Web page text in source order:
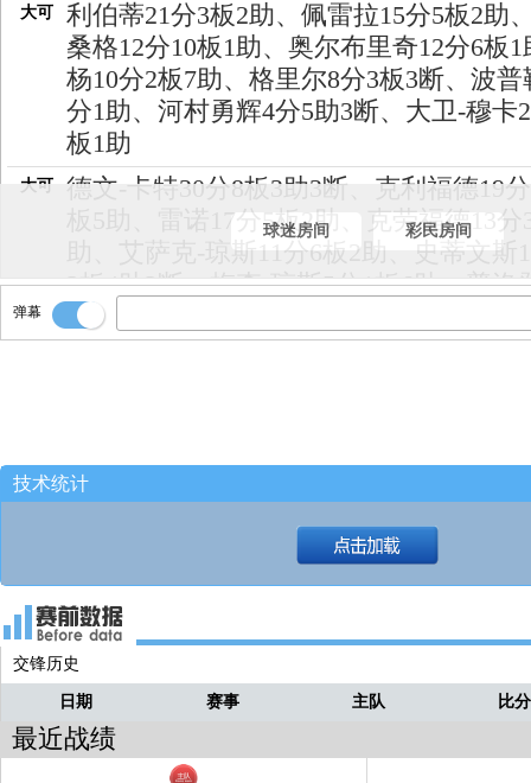
大可
利伯蒂21分3板2助、佩雷拉15分5板2助
桑格12分10板1助、奥尔布里奇12分6板1
杨10分2板7助、格里尔8分3板3断、波普
分1助、河村勇辉4分5助3断、大卫-穆卡
板1助
大可
德文-卡特30分8板3助3断、克利福德19
板5助、雷诺17分5板2助、克劳福德13分
助、艾萨克-琼斯11分6板2助、史蒂文斯
2板4助2断、梅森-琼斯5分1板6助、普洛
分2板2助、金西2分2板、考德威尔5板
大可 公牛发球出来，也是不打了！
大可 公牛发球出来！！
大可 还留下了5.8秒！！
大可 最后耗完一个24秒！！
带过来，开始耗时间！！
后场推进，27秒！
球迷房间 彩民房间
弹幕
技术统计
交锋历史
日期 赛事 主队 比分
最近战绩